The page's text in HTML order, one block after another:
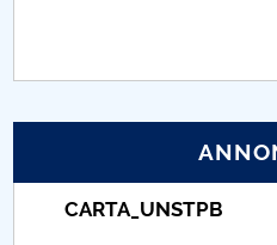
Protection des données
CARTA_UNSTPB